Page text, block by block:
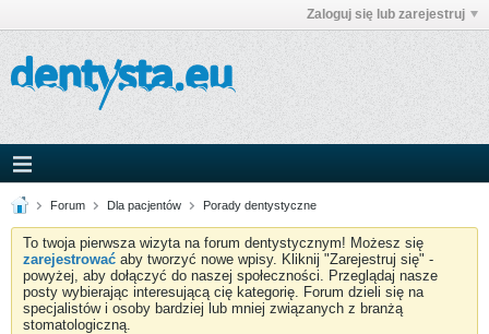
Zaloguj się lub zarejestruj
Forum Dla pacjentów Porady dentystyczne
To twoja pierwsza wizyta na forum dentystycznym! Możesz się
zarejestrować aby tworzyć nowe wpisy. Kliknij "Zarejestruj się" -
powyżej, aby dołączyć do naszej społeczności. Przeglądaj nasze
posty wybierając interesującą cię kategorię. Forum dzieli się na
specjalistów i osoby bardziej lub mniej związanych z branżą
stomatologiczną.